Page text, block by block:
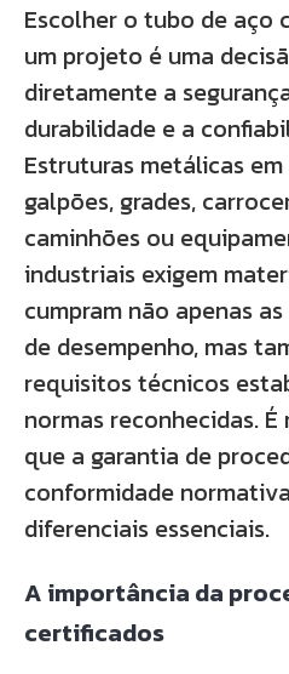
Escolher o tubo de aço
um projeto é uma
diretamente a
durabilidade e a
Estruturas metálicas
galpões, grades,
caminhões ou
industriais exigem
cumpram não apenas
de desempenho, mas
requisitos técnicos
normas reconhecidas.
que a garantia de
conformidade
diferenciais essenciais.
A importância da
certificados